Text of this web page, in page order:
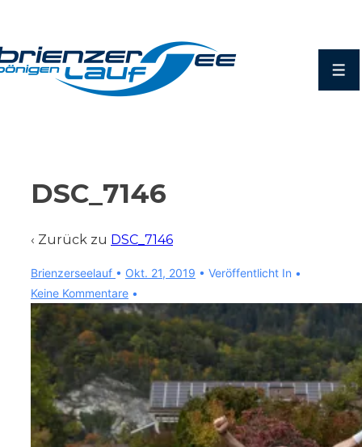
Inhalt
DSC_7146
‹ Zurück zu DSC_7146
Brienzerseelauf • Okt. 21, 2019
Veröffentlicht In
Keine Kommentare